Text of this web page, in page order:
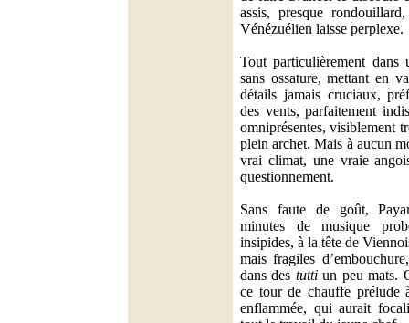
assis, presque
Vénézuélien laisse perplexe.
Tout particulièrement
sans ossature, mettant en
détails jamais cruciaux,
des vents, parfaitement
omniprésentes, visiblement
plein archet. Mais à aucun
vrai climat, une vraie
questionnement.
Sans faute de goût,
minutes de musique
insipides, à la tête de
mais fragiles
dans des tuttiun peu mats.
ce tour de chauffe prélude
enflammée, qui aurait